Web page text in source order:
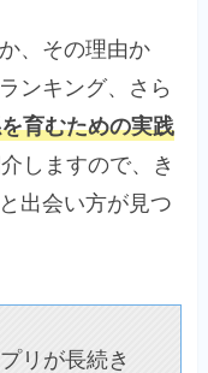
、その理由か
ンキング、さら
育むための実践
しますので、き
出会い方が見つ
リが長続き